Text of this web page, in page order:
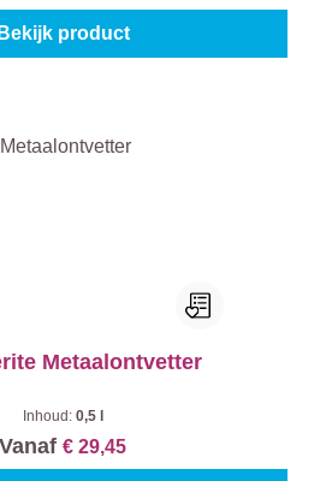
Bekijk product
Metaalontvetter
Inhoud: 0,5 l
Vanaf € 29,45